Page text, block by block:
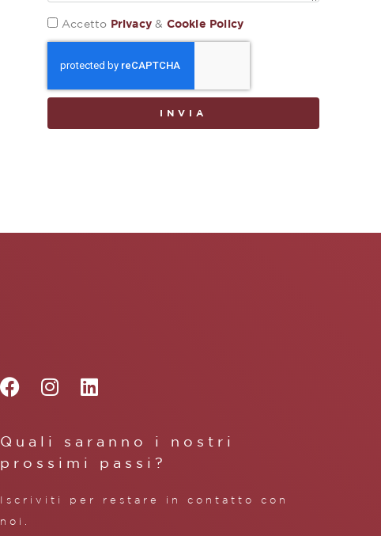
Accetto Privacy& Cookie Policy
INVIA
Quali saranno i nostri
prossimi passi?
Iscriviti per restare in contatto con
noi.